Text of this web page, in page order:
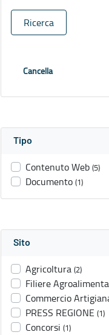
Ricerca
Cancella
Tipo
Contenuto Web (5)
Documento (1)
Sito
Agricoltura (2)
Filiere
Commercio
PRESS REGIONE (1)
Concorsi (1)